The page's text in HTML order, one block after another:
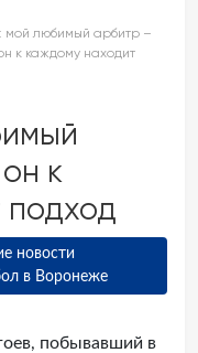
мой любимый арбитр –
к каждому находит
к
подход
новости
в Воронеже
побывавший в